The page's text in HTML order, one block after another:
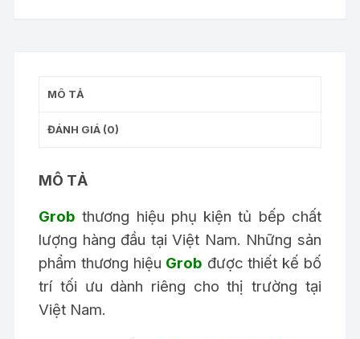
MÔ TẢ
ĐÁNH GIÁ (0)
MÔ TẢ
Grob thương hiệu phụ kiện tủ bếp chất
lượng hàng đầu tại Việt Nam. Những sản
phẩm thương hiệu Grob được thiết kế bố
trí tối ưu dành riêng cho thị trường tại
Việt Nam.